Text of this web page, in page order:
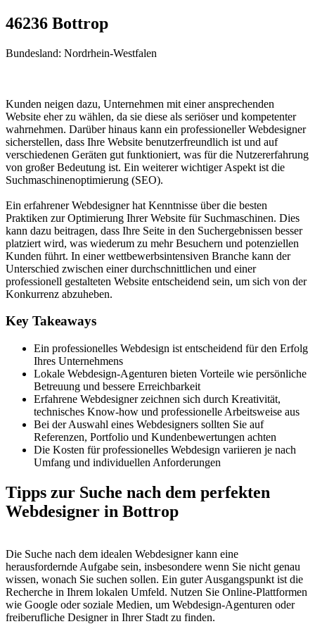
46236 Bottrop
Bundesland: Nordrhein-Westfalen
Kunden neigen dazu, Unternehmen mit einer ansprechenden
Website eher zu wählen, da sie diese als seriöser und kompetenter
wahrnehmen. Darüber hinaus kann ein professioneller Webdesigner
sicherstellen, dass Ihre Website benutzerfreundlich ist und auf
verschiedenen Geräten gut funktioniert, was für die Nutzererfahrung
von großer Bedeutung ist. Ein weiterer wichtiger Aspekt ist die
Suchmaschinenoptimierung (SEO).
Ein erfahrener Webdesigner hat Kenntnisse über die besten
Praktiken zur Optimierung Ihrer Website für Suchmaschinen. Dies
kann dazu beitragen, dass Ihre Seite in den Suchergebnissen besser
platziert wird, was wiederum zu mehr Besuchern und potenziellen
Kunden führt. In einer wettbewerbsintensiven Branche kann der
Unterschied zwischen einer durchschnittlichen und einer
professionell gestalteten Website entscheidend sein, um sich von der
Konkurrenz abzuheben.
Key Takeaways
Ein professionelles Webdesign ist entscheidend für den Erfolg
Ihres Unternehmens
Lokale Webdesign-Agenturen bieten Vorteile wie persönliche
Betreuung und bessere Erreichbarkeit
Erfahrene Webdesigner zeichnen sich durch Kreativität,
technisches Know-how und professionelle Arbeitsweise aus
Bei der Auswahl eines Webdesigners sollten Sie auf
Referenzen, Portfolio und Kundenbewertungen achten
Die Kosten für professionelles Webdesign variieren je nach
Umfang und individuellen Anforderungen
Tipps zur Suche nach dem perfekten
Webdesigner in Bottrop
Die Suche nach dem idealen Webdesigner kann eine
herausfordernde Aufgabe sein, insbesondere wenn Sie nicht genau
wissen, wonach Sie suchen sollen. Ein guter Ausgangspunkt ist die
Recherche in Ihrem lokalen Umfeld. Nutzen Sie Online-Plattformen
wie Google oder soziale Medien, um Webdesign-Agenturen oder
freiberufliche Designer in Ihrer Stadt zu finden.